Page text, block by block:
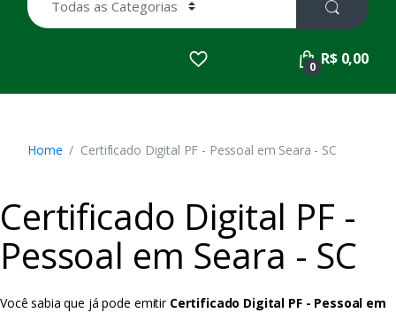
a
r
:
0 R$ 0,00
Home Certificado Digital PF - Pessoal em Seara - SC
Certificado Digital PF -
Pessoal em Seara - SC
Você sabia que já pode emitir Certificado Digital PF - Pessoal em